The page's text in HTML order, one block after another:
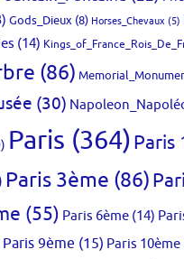
Gods_Dieux (8) Horses_Chevaux (5)
(14)
(86)
(30)
Paris (364)Paris
Paris 3ème (86)
(55) Paris 6ème (14)
Paris 9ème (15) Paris 10ème